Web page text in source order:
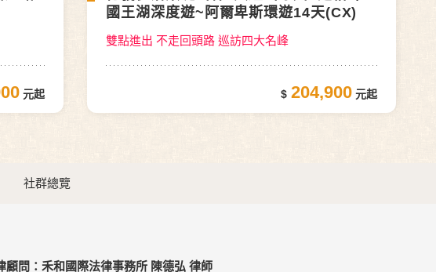
國王湖深度遊~阿爾卑斯環遊14天(CX)
雙點進出 不走回頭路 巡訪四大名峰
204,900
社群總覽
顧問：禾和國際法律事務所 陳德弘 律師